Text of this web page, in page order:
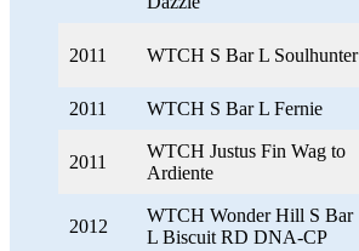
2011 WTCH S Bar L Soulhunter
2011 WTCH S Bar L Fernie
2011
WTCH Justus Fin Wag to
Ardiente
2012
WTCH Wonder Hill S Bar
L Biscuit RD DNA-CP